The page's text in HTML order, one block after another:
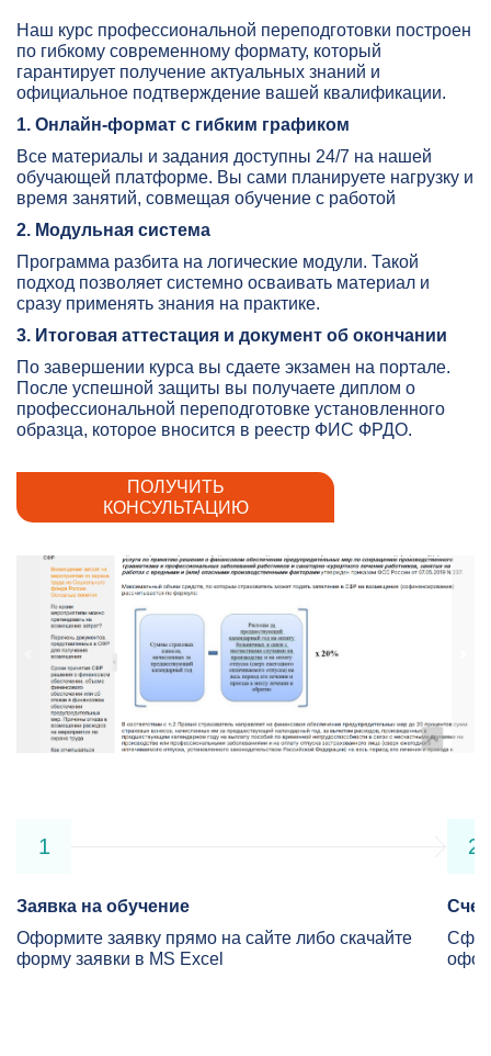
Наш курс профессиональной переподготовки построен
по гибкому современному формату, который
гарантирует получение актуальных знаний и
официальное подтверждение вашей квалификации.
1. Онлайн-формат с гибким графиком
Все материалы и задания доступны 24/7 на нашей
обучающей платформе. Вы сами планируете нагрузку и
время занятий, совмещая обучение с работой
2. Модульная система
Программа разбита на логические модули. Такой
подход позволяет системно осваивать материал и
сразу применять знания на практике.
3. Итоговая аттестация и документ об окончании
По завершении курса вы сдаете экзамен на портале.
После успешной защиты вы получаете диплом о
профессиональной переподготовке установленного
образца, которое вносится в реестр ФИС ФРДО.
ПОЛУЧИТЬ
КОНСУЛЬТАЦИЮ
1
Заявка на обучение
Оформите заявку прямо на сайте либо скачайте
форму заявки в MS Excel
2